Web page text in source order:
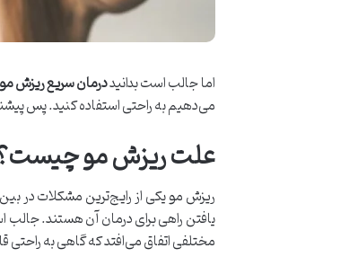
اما جالب است بدانیددرمان سریع ریزش
می‌دهیم به راحتی استفاده کنید. پس
علت ریزش مو
ریزش مو یکی از رایج‌ترین مشکلات در
یافتن راهی برای درمان آن هستند. جالب
مختلفی اتفاق می‌افتد که گاهی به راحتی